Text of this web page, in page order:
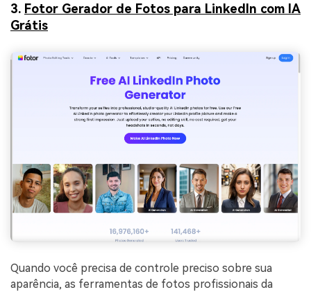
3. Fotor Gerador de Fotos para LinkedIn com IA
Grátis
Quando você precisa de controle preciso sobre sua
aparência, as ferramentas de fotos profissionais da